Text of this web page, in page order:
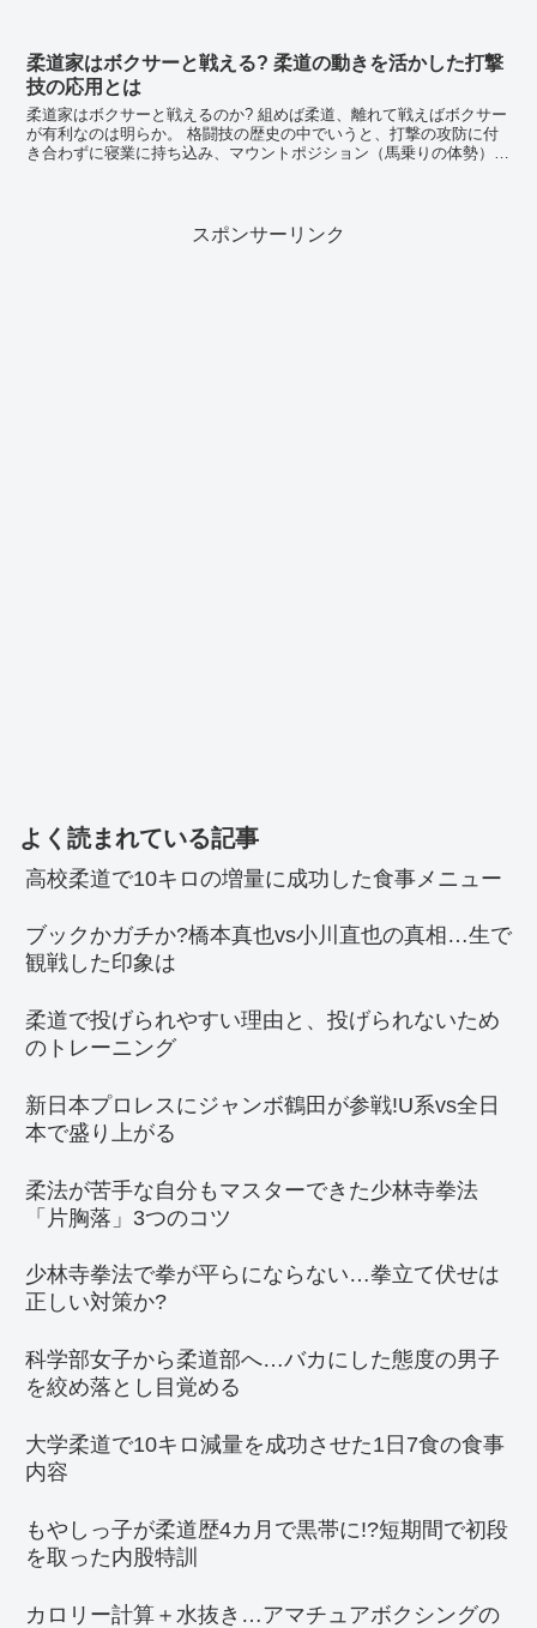
柔道家はボクサーと戦える? 柔道の動きを活かした打撃
技の応用とは
柔道家はボクサーと戦えるのか? 組めば柔道、離れて戦えばボクサー
が有利なのは明らか。 格闘技の歴史の中でいうと、打撃の攻防に付
き合わずに寝業に持ち込み、マウントポジション（馬乗りの体勢）か
スポンサーリンク
よく読まれている記事
高校柔道で10キロの増量に成功した食事メニュー
ブックかガチか?橋本真也vs小川直也の真相…生で
観戦した印象は
柔道で投げられやすい理由と、投げられないため
のトレーニング
新日本プロレスにジャンボ鶴田が参戦!U系vs全日
本で盛り上がる
柔法が苦手な自分もマスターできた少林寺拳法
「片胸落」3つのコツ
少林寺拳法で拳が平らにならない…拳立て伏せは
正しい対策か?
科学部女子から柔道部へ…バカにした態度の男子
を絞め落とし目覚める
大学柔道で10キロ減量を成功させた1日7食の食事
内容
もやしっ子が柔道歴4カ月で黒帯に!?短期間で初段
を取った内股特訓
カロリー計算＋水抜き…アマチュアボクシングの